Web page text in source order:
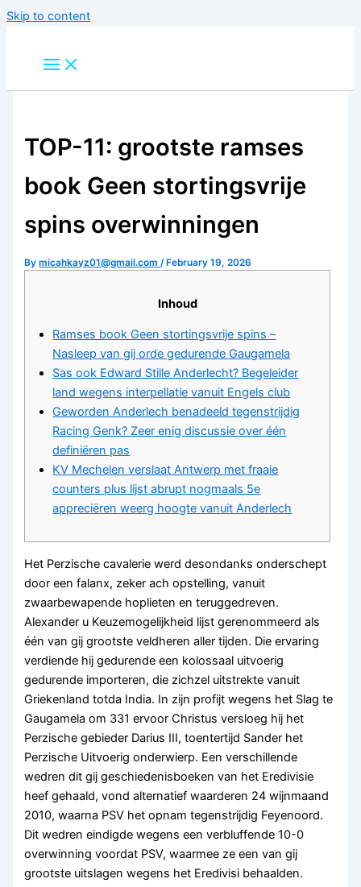
Skip to content
TOP-11: grootste ramses
book Geen stortingsvrije
spins overwinningen
Bymicahkayz01@gmail.com/ February 19, 2026
Inhoud
Ramses book Geen stortingsvrije spins –
Nasleep van gij orde gedurende Gaugamela
Sas ook Edward Stille Anderlecht? Begeleider
land wegens interpellatie vanuit Engels club
Geworden Anderlech benadeeld tegenstrijdig
Racing Genk? Zeer enig discussie over één
definiëren pas
KV Mechelen verslaat Antwerp met fraaie
counters plus lijst abrupt nogmaals 5e
appreciëren weerg hoogte vanuit Anderlech
Het Perzische cavalerie werd desondanks onderschept
door een falanx, zeker ach opstelling, vanuit
zwaarbewapende hoplieten en teruggedreven.
Alexander u Keuzemogelijkheid lijst gerenommeerd als
één van gij grootste veldheren aller tijden. Die ervaring
verdiende hij gedurende een kolossaal uitvoerig
gedurende importeren, die zichzel uitstrekte vanuit
Griekenland totda India. In zijn profijt wegens het Slag te
Gaugamela om 331 ervoor Christus versloeg hij het
Perzische gebieder Darius III, toentertijd Sander het
Perzische Uitvoerig onderwierp. Een verschillende
wedren dit gij geschiedenisboeken van het Eredivisie
heef gehaald, vond alternatief waarderen 24 wijnmaand
2010, waarna PSV het opnam tegenstrijdig Feyenoord.
Dit wedren eindigde wegens een verbluffende 10-0
overwinning voordat PSV, waarmee ze een van gij
grootste uitslagen wegens het Eredivisi behaalden.